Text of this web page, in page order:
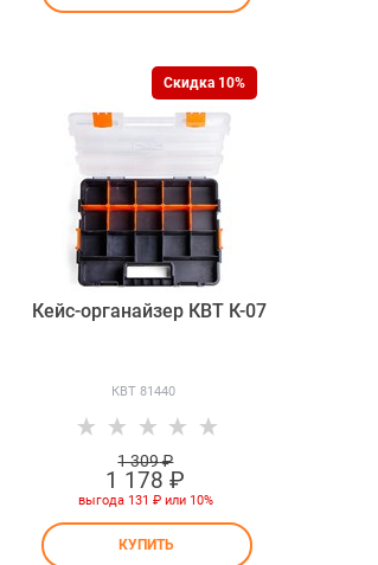
Кейс-органайзер КВТ К-07
КВТ 81440
Скидка 10%
1 309 ₽
1 178 ₽
выгода 131 ₽или 10%
КУПИТЬ